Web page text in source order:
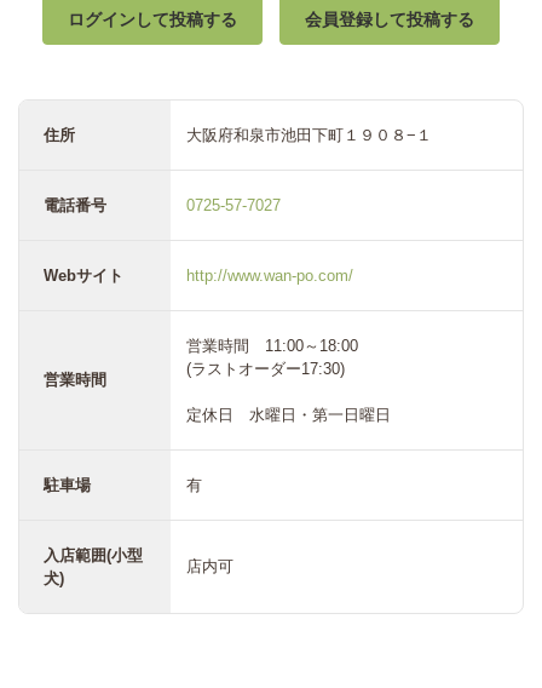
ログインして投稿する 会員登録して投稿する
住所 大阪府和泉市池田下町１９０８−１
電話番号 0725-57-7027
Webサイト http://www.wan-po.com/
営業時間
営業時間 11:00～18:00
(ラストオーダー17:30)
定休日 水曜日・第一日曜日
駐車場 有
入店範囲(小型
犬)
店内可